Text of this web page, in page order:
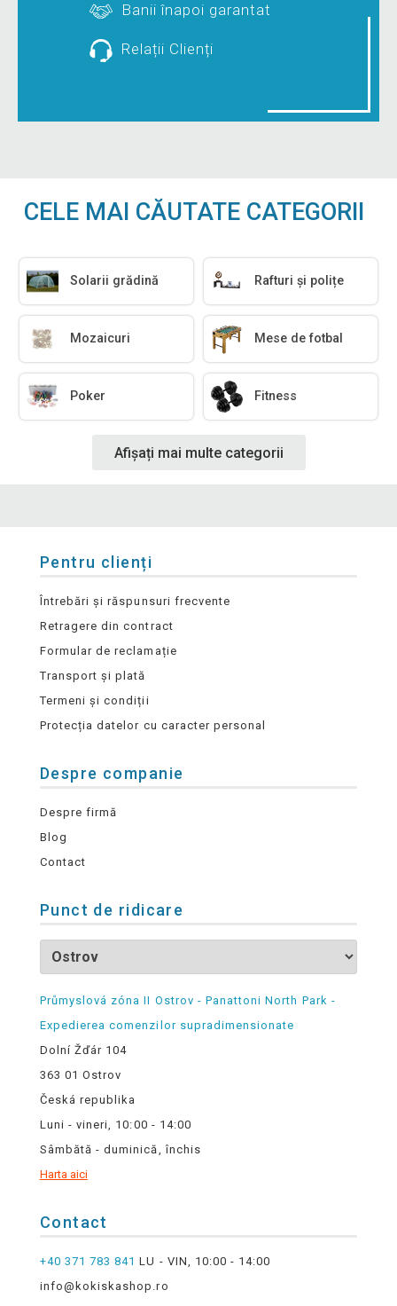
Banii înapoi garantat
Relații Clienți
CELE MAI CĂUTATE CATEGORII
Solarii grădină Rafturi și polițe
Mozaicuri Mese de fotbal
Poker Fitness
Afișați mai multe categorii
Pentru clienți
Întrebări și răspunsuri frecvente
Retragere din contract
Formular de reclamație
Transport și plată
Termeni și condiții
Protecția datelor cu caracter personal
Despre companie
Despre firmă
Blog
Contact
Punct de ridicare
Průmyslová zóna II Ostrov - Panattoni North Park -
Expedierea comenzilor supradimensionate
Dolní Žďár 104
363 01 Ostrov
Česká republika
Luni - vineri, 10:00 - 14:00
Sâmbătă - duminică, închis
Harta aici
Contact
+40 371 783 841 LU - VIN, 10:00 - 14:00
info@kokiskashop.ro